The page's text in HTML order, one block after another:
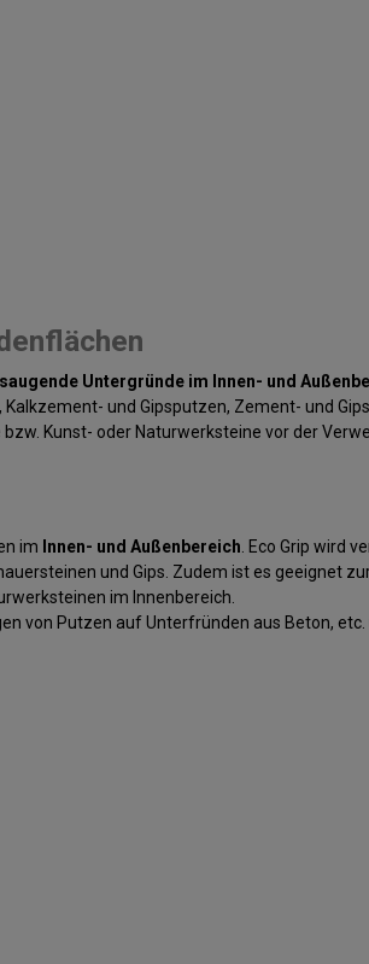
Untergründe im Innen- und
und Gipsputzen, Zement- und
Kunst- oder Naturwerksteine vor der
im Innen- und Außenbereich . Eco Grip wird
und Gips. Zudem ist es geeignet
im Innenbereich.
von Putzen auf Unterfründen aus Beton,